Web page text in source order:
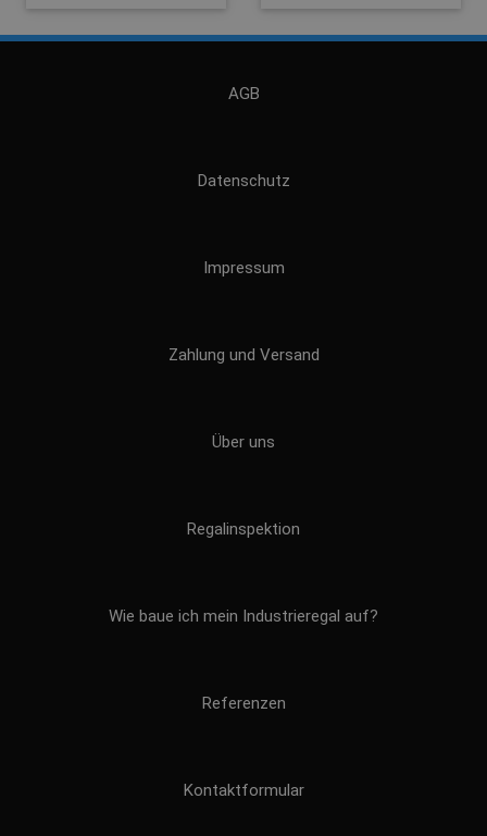
AGB
Datenschutz
Impressum
Zahlung und Versand
Über uns
Regalinspektion
Wie baue ich mein Industrieregal auf?
Referenzen
Kontaktformular